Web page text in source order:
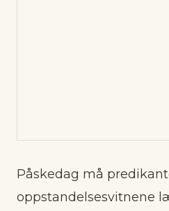
Påskedag må
oppstandelsesvitnene